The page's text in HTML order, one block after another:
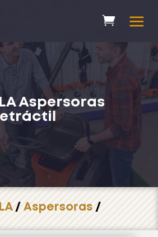
Aspersoras
/Aspersoras/